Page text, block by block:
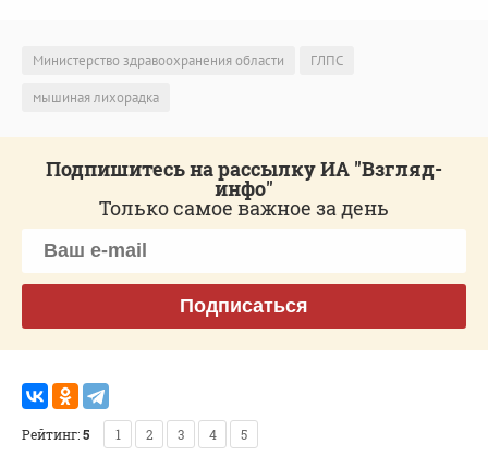
Министерство здравоохранения области
ГЛПС
мышиная лихорадка
Подпишитесь на рассылку ИА "Взгляд-
инфо"
Только самое важное за день
Подписаться
Рейтинг:5 1 2 3 4 5